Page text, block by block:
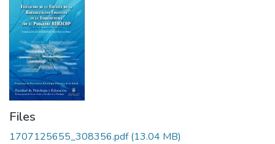
Statistics
Policies
Files
1707125655_308356.pdf(13.04 MB)